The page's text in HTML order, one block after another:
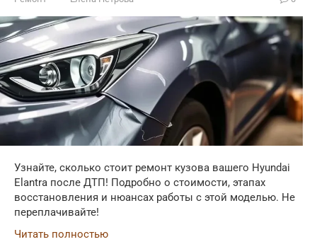
Узнайте, сколько стоит ремонт кузова вашего Hyundai
Elantra после ДТП! Подробно о стоимости, этапах
восстановления и нюансах работы с этой моделью. Не
переплачивайте!
Читать полностью